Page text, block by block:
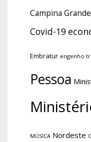
Campina Grande
Covid-19
Embratur engenho
Pessoa
MÚSICA Nordeste